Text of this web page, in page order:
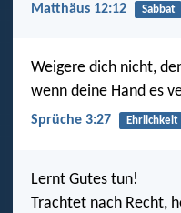
Matthäus 12:12 Sabbat
Weigere dich nicht,
wenn deine Hand es
Sprüche 3:27 Ehrlichkeit
Lernt Gutes tun!
Trachtet nach Recht,